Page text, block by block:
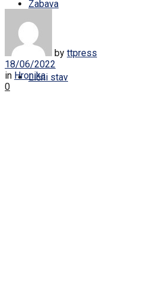
Zabava
Život
Lični stav
by ttpress
18/06/2022
in Hronika
0